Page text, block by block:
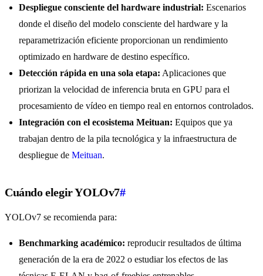
Despliegue consciente del hardware industrial: Escenarios
donde el diseño del modelo consciente del hardware y la
reparametrización eficiente proporcionan un rendimiento
optimizado en hardware de destino específico.
Detección rápida en una sola etapa: Aplicaciones que
priorizan la velocidad de inferencia bruta en GPU para el
procesamiento de vídeo en tiempo real en entornos controlados.
Integración con el ecosistema Meituan: Equipos que ya
trabajan dentro de la pila tecnológica y la infraestructura de
despliegue de Meituan.
Cuándo elegir YOLOv7#
YOLOv7 se recomienda para:
Benchmarking académico: reproducir resultados de última
generación de la era de 2022 o estudiar los efectos de las